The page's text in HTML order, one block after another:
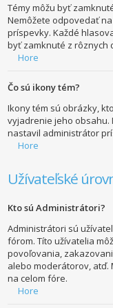
Témy môžu byť
Nemôžete odpovedať
príspevky. Každé
byť zamknuté z rôznych
Hore
Čo sú ikony tém?
Ikony tém sú obrázky,
vyjadrenie jeho obsahu.
nastavil administrátor
Hore
Užívateľské
Kto sú Administrátori?
Administrátori sú
fórom. Títo užívatelia
povoľovania,
alebo moderátorov, atď.
na celom fóre.
Hore